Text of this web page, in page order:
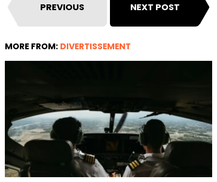
PREVIOUS NEXT POST
MORE FROM: DIVERTISSEMENT